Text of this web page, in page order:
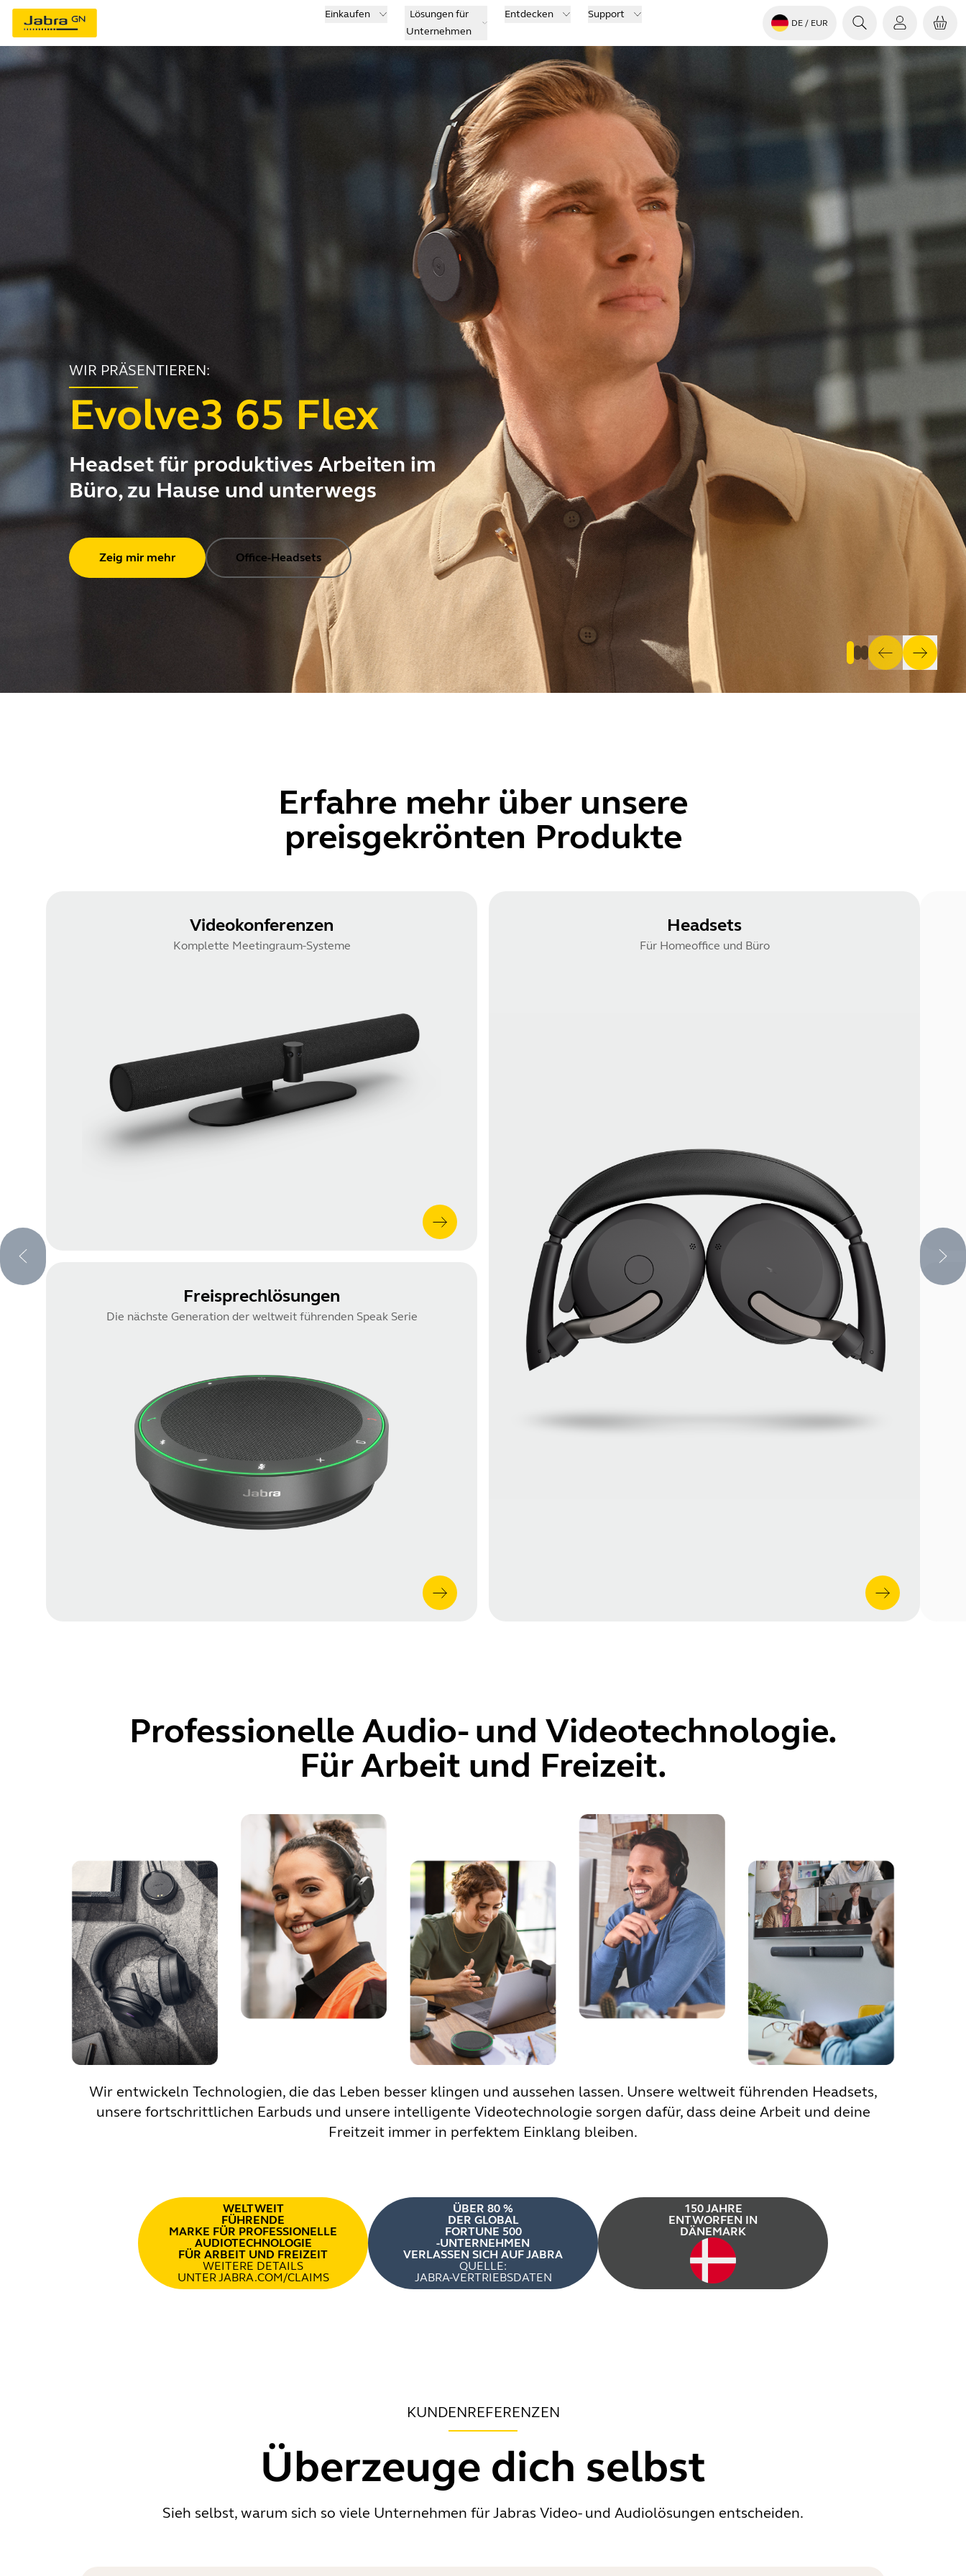
Einkaufen
Lösungen für
Unternehmen
Entdecken Support
DE / EUR
WIR PRÄSENTIEREN:
Evolve3 65 Flex
Headset für produktives Arbeiten im
Büro, zu Hause und unterwegs
Zeig mir mehr Office-Headsets
Erfahre mehr überunsere
preisgekrönten Produkte
Videokonferenzen
Komplette Meetingraum-Systeme
Freisprechlösungen
Die nächste Generation der weltweit führenden Speak Serie
Headsets
Für Homeoffice und Büro
Professionelle Audio- und Videotechnologie.
Für Arbeit und Freizeit.
Wir entwickeln Technologien, die das Leben besser klingen und aussehen lassen. Unsere weltweit führenden Headsets,
unsere fortschrittlichen Earbuds und unsere intelligente Videotechnologie sorgen dafür, dass deine Arbeit und deine
Freitzeit immer in perfektem Einklang bleiben.
WELTWEIT
FÜHRENDE
MARKE FÜR PROFESSIONELLE
AUDIOTECHNOLOGIE
FÜR ARBEIT UND FREIZEIT
WEITERE DETAILS
UNTER JABRA.COM/CLAIMS
ÜBER 80 %
DER GLOBAL
FORTUNE 500
-UNTERNEHMEN
VERLASSEN SICH AUF JABRA
QUELLE:
JABRA-VERTRIEBSDATEN
150 JAHRE
ENTWORFEN IN
DÄNEMARK
KUNDENREFERENZEN
Überzeuge dich selbst
Sieh selbst, warum sich so viele Unternehmen für Jabras Video- und Audiolösungen entscheiden.